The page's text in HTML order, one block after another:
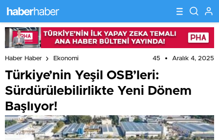
Haber Haber Ekonomi 45 Aralık 4, 2025
Türkiye’nin Yeşil OSB’leri:
Sürdürülebilirlikte Yeni Dönem
Başlıyor!